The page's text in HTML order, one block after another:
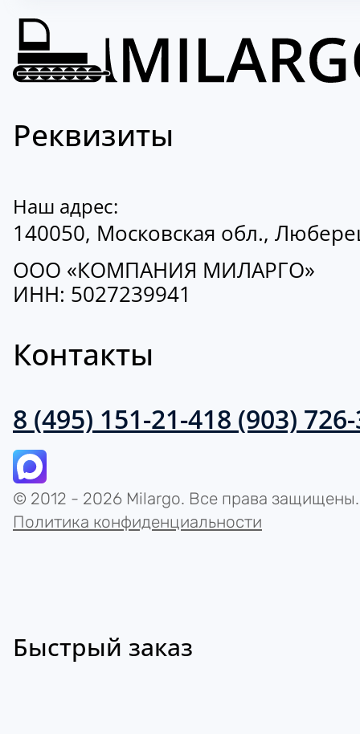
Реквизиты
Наш адрес:
140050, Московская обл.,
ООО «КОМПАНИЯ МИЛАРГО»
ИНН: 5027239941
Контакты
8 (495) 151-21-418 (903)
© 2012 - 2026 Milargo. Все права защищены.
Политика конфиденциальности
Быстрый заказ